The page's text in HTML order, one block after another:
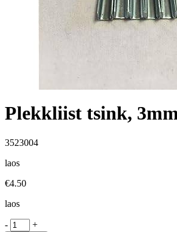
Plekkliist tsink,
3523004
laos
€4.50
laos
- +